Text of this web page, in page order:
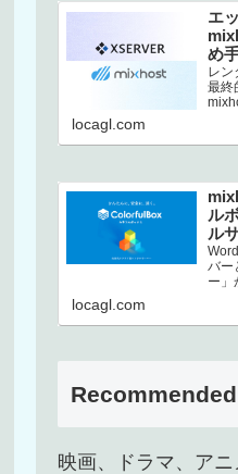
エ
め
レン
最終
フ…
locagl.com
ル
ル
バー
ー」
locagl.com
Recommended
映画、ドラマ、ア